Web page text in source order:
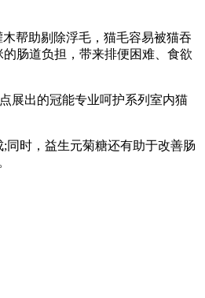
帮助剔除浮毛，猫毛容易被猫吞
肠道负担，带来排便困难、食欲
展出的冠能专业呵护系列室内猫
时，益生元菊糖还有助于改善肠